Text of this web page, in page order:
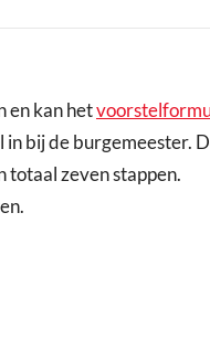
en kan het
bij de burgemeester.
totaal zeven stappen.